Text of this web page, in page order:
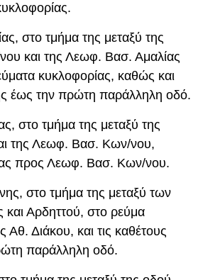
στο τμήμα της μεταξύ της
και της Λεωφ. Βασ. Αμαλίας
κυκλοφορίας, καθώς και
έως την πρώτη παράλληλη οδό.
στο τμήμα της μεταξύ της
της Λεωφ. Βασ. Κων/νου,
προς Λεωφ. Βασ. Κων/νου.
στο τμήμα της μεταξύ των
και Αρδηττού, στο ρεύμα
Αθ. Διάκου, και τις καθέτους
παράλληλη οδό.